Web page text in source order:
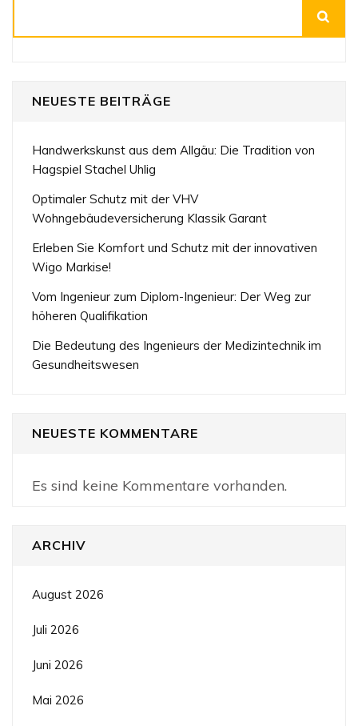
NEUESTE BEITRÄGE
Handwerkskunst aus dem Allgäu: Die Tradition von
Hagspiel Stachel Uhlig
Optimaler Schutz mit der VHV
Wohngebäudeversicherung Klassik Garant
Erleben Sie Komfort und Schutz mit der innovativen
Wigo Markise!
Vom Ingenieur zum Diplom-Ingenieur: Der Weg zur
höheren Qualifikation
Die Bedeutung des Ingenieurs der Medizintechnik im
Gesundheitswesen
NEUESTE KOMMENTARE
Es sind keine Kommentare vorhanden.
ARCHIV
August 2026
Juli 2026
Juni 2026
Mai 2026